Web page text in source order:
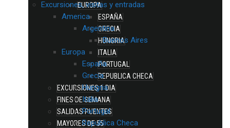
EUROPA
ESPAÑA
GRECIA
HUNGRIA
ITALIA
PORTUGAL
REPUBLICA CHECA
EXCURSIONES 1 DIA
FINES DE SEMANA
SALIDAS PUENTES
MAYORES DE 55
Excursiones, visitas y entradas
America
Argentina
Buenos Aires
Europa
España
Grecia
Hungria
Italia
Portugal
Republica Checa